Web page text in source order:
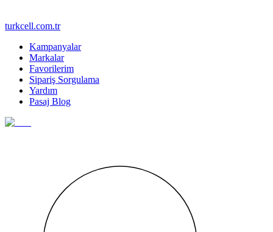
turkcell.com.tr
Kampanyalar
Markalar
Favorilerim
Sipariş Sorgulama
Yardım
Pasaj Blog